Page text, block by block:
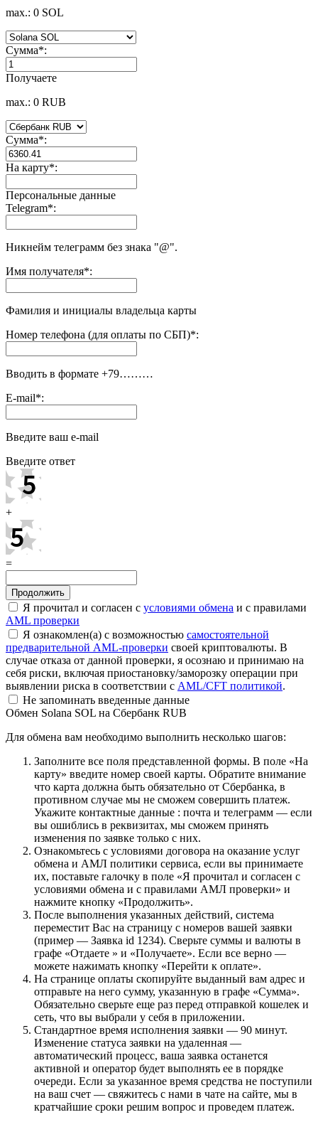
max.: 0 SOL
Сумма*:
Получаете
max.: 0 RUB
Сумма*:
На карту*:
Персональные данные
Telegram*:
Никнейм телеграмм без знака "@".
Имя получателя*:
Фамилия и инициалы владельца карты
Номер телефона (для оплаты по СБП)*:
Вводить в формате +79………
E-mail*:
Введите ваш e-mail
Введите ответ
+
=
Я прочитал и согласен с условиями обмена и с правилами
AML проверки
Я ознакомлен(а) с возможностью самостоятельной
предварительной AML-проверки своей криптовалюты. В
случае отказа от данной проверки, я осознаю и принимаю на
себя риски, включая приостановку/заморозку операции при
выявлении риска в соответствии с AML/CFT политикой.
Не запоминать введенные данные
Обмен Solana SOL на Сбербанк RUB
Для обмена вам необходимо выполнить несколько шагов:
Заполните все поля представленной формы. В поле «На
карту» введите номер своей карты. Обратите внимание
что карта должна быть обязательно от Сбербанка, в
противном случае мы не сможем совершить платеж.
Укажите контактные данные : почта и телеграмм — если
вы ошиблись в реквизитах, мы сможем принять
изменения по заявке только с них.
Ознакомьтесь с условиями договора на оказание услуг
обмена и АМЛ политики сервиса, если вы принимаете
их, поставьте галочку в поле «Я прочитал и согласен с
условиями обмена и с правилами АМЛ проверки» и
нажмите кнопку «Продолжить».
После выполнения указанных действий, система
переместит Вас на страницу с номеров вашей заявки
(пример — Заявка id 1234). Сверьте суммы и валюты в
графе «Отдаете » и «Получаете». Если все верно —
можете нажимать кнопку «Перейти к оплате».
На странице оплаты скопируйте выданный вам адрес и
отправьте на него сумму, указанную в графе «Сумма».
Обязательно сверьте еще раз перед отправкой кошелек и
сеть, что вы выбрали у себя в приложении.
Стандартное время исполнения заявки — 90 минут.
Изменение статуса заявки на удаленная —
автоматический процесс, ваша заявка останется
активной и оператор будет выполнять ее в порядке
очереди. Если за указанное время средства не поступили
на ваш счет — свяжитесь с нами в чате на сайте, мы в
кратчайшие сроки решим вопрос и проведем платеж.